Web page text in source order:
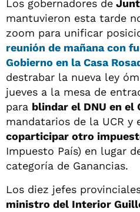
Los gobernadores de
mantuvieron esta tarde
zoom para unificar
reunión de mañana con
Gobierno en la Casa
destrabar la nueva ley
jueves a la mesa de
para blindar el DNU en el
mandatarios de la UCR y
coparticipar otro
Impuesto País) en lugar
categoría de Ganancias.
Los diez jefes
ministro del Interior